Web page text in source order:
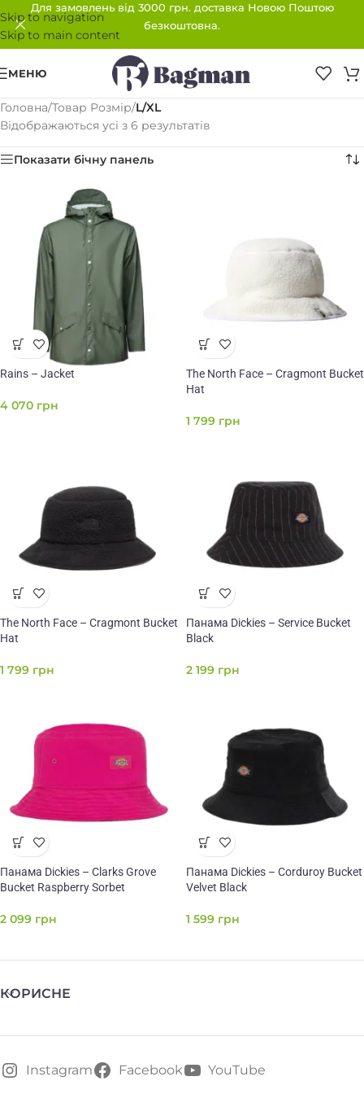
Skip to navigation
Skip to main content
Для замовлень від 3000 грн. доставка Новою Поштою
безкоштовна.
МЕНЮ
Головна/Товар Розмір/L/XL
Відображаються усі з 6 результатів
Показати бічну панель
Rains – Jacket
4 070 грн
The North Face – Cragmont Bucket
Hat
1 799 грн
The North Face – Cragmont Bucket
Hat
1 799 грн
Панама Dickies – Service Bucket
Black
2 199 грн
Панама Dickies – Clarks Grove
Bucket Raspberry Sorbet
2 099 грн
Панама Dickies – Corduroy Bucket
Velvet Black
1 599 грн
КОРИСНЕ
Instagram Facebook YouTube